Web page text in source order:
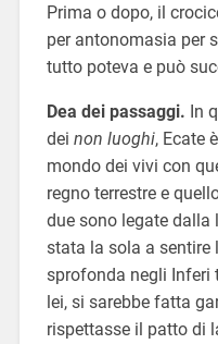
Prima o dopo, il
per antonomasia per
tutto poteva e può
Dea dei passaggi. In
dei non luoghi, Ecate
mondo dei vivi con
regno terrestre e
due sono legate dalla
stata la sola a sentire
sprofonda negli Inferi
lei, si sarebbe fatta
rispettasse il patto di